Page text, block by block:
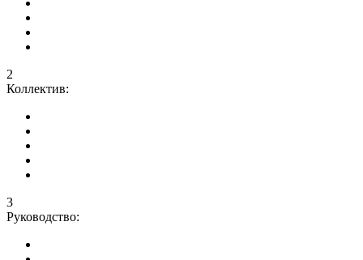
2
Коллектив:
3
Руководство: